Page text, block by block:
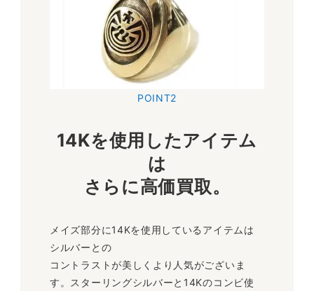
～12,000円買取
14K メイズ バングル
幅1.2cm～1.5cm等
ルにもしっかりと文様が彫り込まれており、デザイン性の高い
アイテムです。中古流通数が一際少ない希少なジェイソンタカ
ラのバングルは高価買取中です。
～20,000円買取
POINT2
14Kを使用したアイテム
は
さらに高価買取。
メイズ部分に14Kを使用しているアイテムは
シルバーとの
コントラストが美しくより人気がございま
す。スターリングシルバーと14Kのコンビ使